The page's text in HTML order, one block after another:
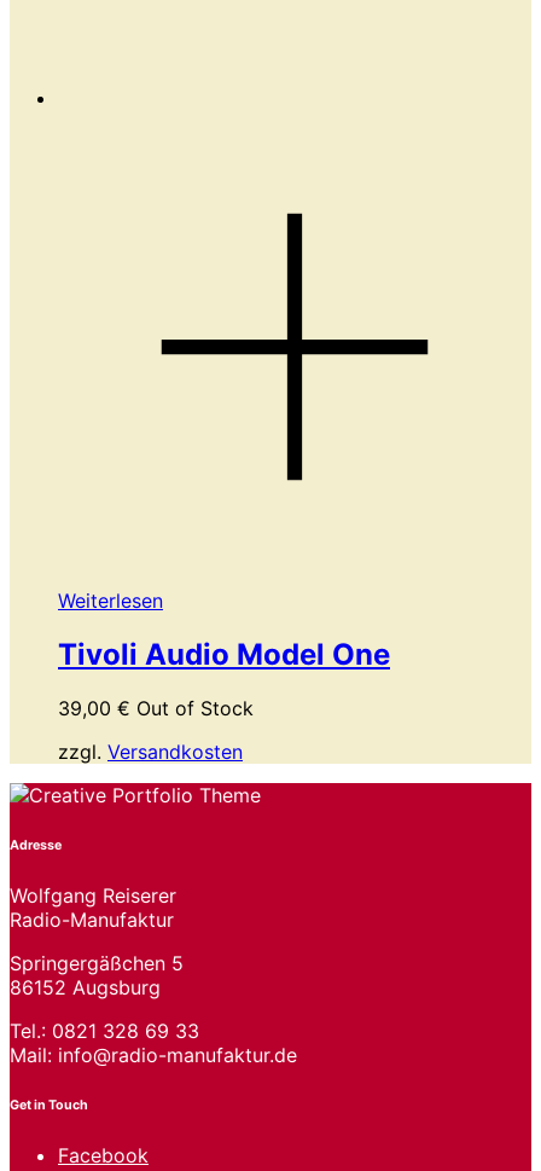
Weiterlesen
Tivoli Audio Model One
39,00 € Out of Stock
zzgl. Versandkosten
Adresse
Wolfgang Reiserer
Radio-Manufaktur
Springergäßchen 5
86152 Augsburg
Tel.: 0821 328 69 33
Mail: info@radio-manufaktur.de
Get in Touch
Facebook